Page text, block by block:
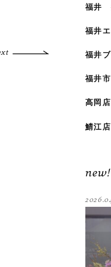
福井
福井
福井
福井
高岡
鯖江
new!